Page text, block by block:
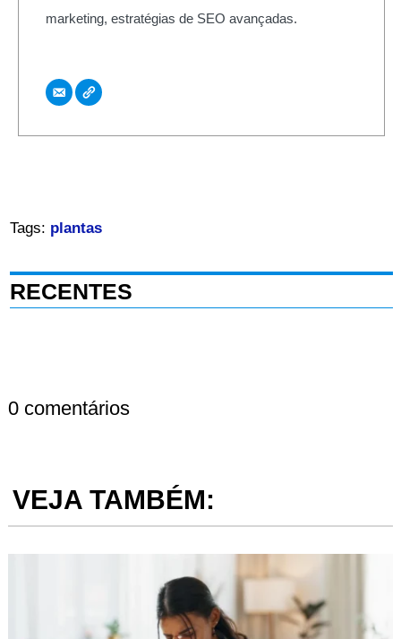
marketing, estratégias de SEO avançadas.
Tags: plantas
RECENTES
0 comentários
VEJA TAMBÉM: